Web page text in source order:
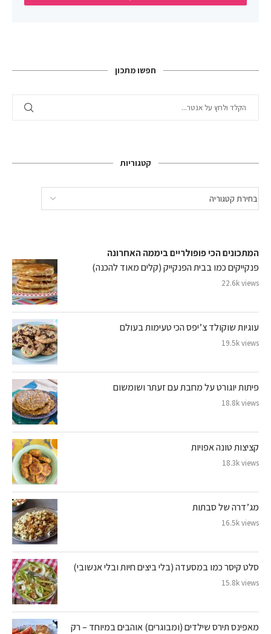
חפשו מתכון
קטגוריות
המתכונים הכי פופולריים ביממה האחרונה
פנקייקים כמו בבית הפנקייק (קלים מאוד להכנה)
22.6k views
עוגיות שוקולד צ’יפס הכי טעימות בעולם
19.5k views
פיתות יוגורט על מחבת עם זעתר ושומשום
18.8k views
קציצות טונה אפויות
18.3k views
מג’דרה של סבתות
16.5k views
סלט קיסר כמו במסעדה (בלי ביצים חיות ובלי אנשובי)
15.8k views
מאפינס תירס שילדים (ומבוגרים) אוהבים במיוחד – רק